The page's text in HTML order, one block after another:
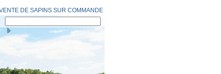
DE SAPINS SUR COMMANDE